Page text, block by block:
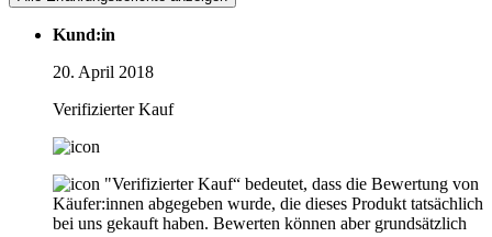
Kund:in
20. April 2018
Verifizierter Kauf
"Verifizierter Kauf“ bedeutet, dass die Bewertung von
Käufer:innen abgegeben wurde, die dieses Produkt tatsächlich
bei uns gekauft haben. Bewerten können aber grundsätzlich